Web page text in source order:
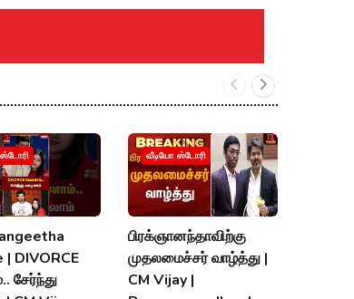
| DIVORCE
சேர்ந்து
வீடியோ ஸ்டோரி
பிரக்ஞானந்தாவிற்கு
முதலமைச்சர் வாழ்த்து |
CM Vijay |